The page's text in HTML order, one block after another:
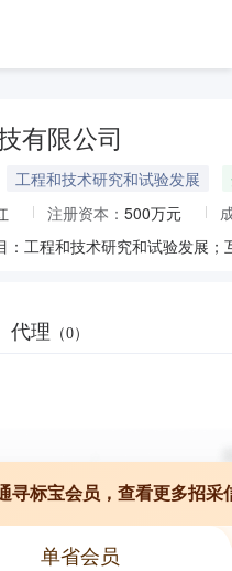
有限公司
工程和技术研究和试验发展
注册资本： 500万元
代理 （0）
寻标宝会员，查看更多招采
单省会员